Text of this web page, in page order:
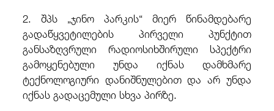
2. შპს „ჯინო პარკის“ მიერ წინამდებარე
გადაწყვეტილების პირველი პუნქტით
განსაზღვრული რადიოსიხშირული სპექტრი
გამოყენებული უნდა იქნას დამხმარე
ტექნოლოგიური დანიშნულებით და არ უნდა
იქნას გადაცემული სხვა პირზე.